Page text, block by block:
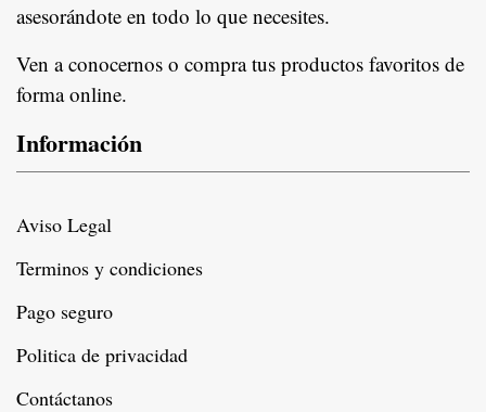
asesorándote en todo lo que necesites.
Ven a conocernos o compra tus productos favoritos de
forma online.
Información
Aviso Legal
Terminos y condiciones
Pago seguro
Politica de privacidad
Contáctanos